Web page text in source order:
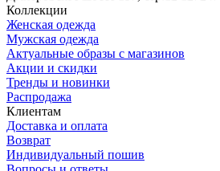
Коллекции
Женская одежда
Мужская одежда
Актуальные образы с магазинов
Акции и скидки
Тренды и новинки
Распродажа
Клиентам
Доставка и оплата
Возврат
Индивидуальный пошив